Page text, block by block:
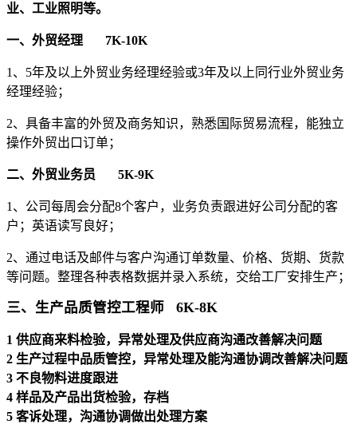
业、工业照明等。
一、外贸经理 7K-10K
1、5年及以上外贸业务经理经验或3年及以上同行业外贸业务
经理经验；
2、具备丰富的外贸及商务知识，熟悉国际贸易流程，能独立
操作外贸出口订单；
二、外贸业务员 5K-9K
1、公司每周会分配8个客户，业务负责跟进好公司分配的客
户；英语读写良好；
2、通过电话及邮件与客户沟通订单数量、价格、货期、货款
等问题。整理各种表格数据并录入系统，交给工厂安排生产；
三、生产品质管控工程师 6K-8K
1 供应商来料检验，异常处理及供应商沟通改善解决问题
2 生产过程中品质管控，异常处理及能沟通协调改善解决问题
3 不良物料进度跟进
4 样品及产品出货检验，存档
5 客诉处理，沟通协调做出处理方案